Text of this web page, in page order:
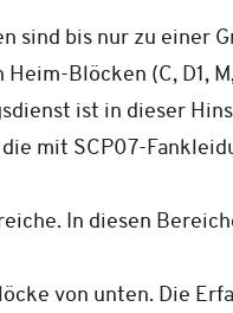
sind bis nur zu einer
Blöcken (C, D1, M,
ist in dieser
mit SCP07-
In diesen
von unten. Die